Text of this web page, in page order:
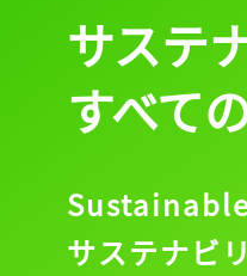
サステ
すべて
サステナビ